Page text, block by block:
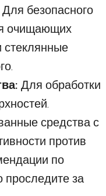
Для безопасного
очищающих
стеклянные
Для обработки
средства с
против
по
за